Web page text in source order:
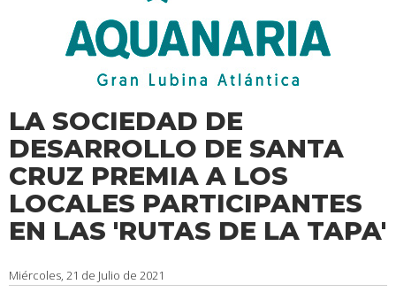
LA SOCIEDAD DE
DESARROLLO DE SANTA
CRUZ PREMIA A LOS
LOCALES PARTICIPANTES
EN LAS 'RUTAS DE LA TAPA'
Miércoles, 21 de Julio de 2021